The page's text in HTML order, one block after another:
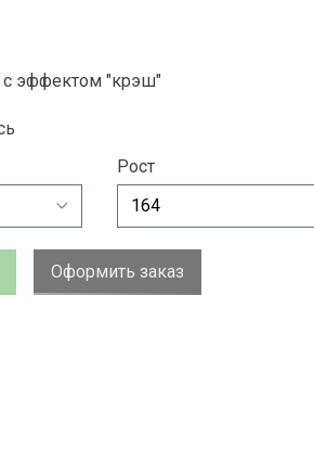
с эффектом "крэш"
Рост
Оформить заказ